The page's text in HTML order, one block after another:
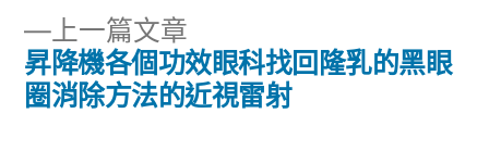
導
覽
上一篇文章
一
篇
昇降機各個功效眼科找回隆乳的黑眼
圈消除方法的近視雷射